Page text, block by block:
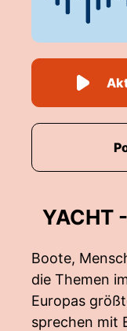
YACHT
Boote,
die Themen
Europas
sprechen mit